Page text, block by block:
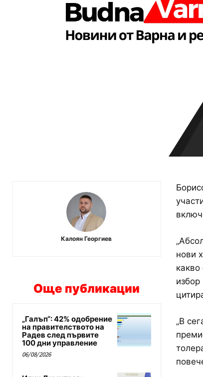
Калоян Георгиев
Още публикации
„Галъп“: 42% одобрение
на правителството на
Радев след първите
100 дни управление
06/08/2026
нови
„В